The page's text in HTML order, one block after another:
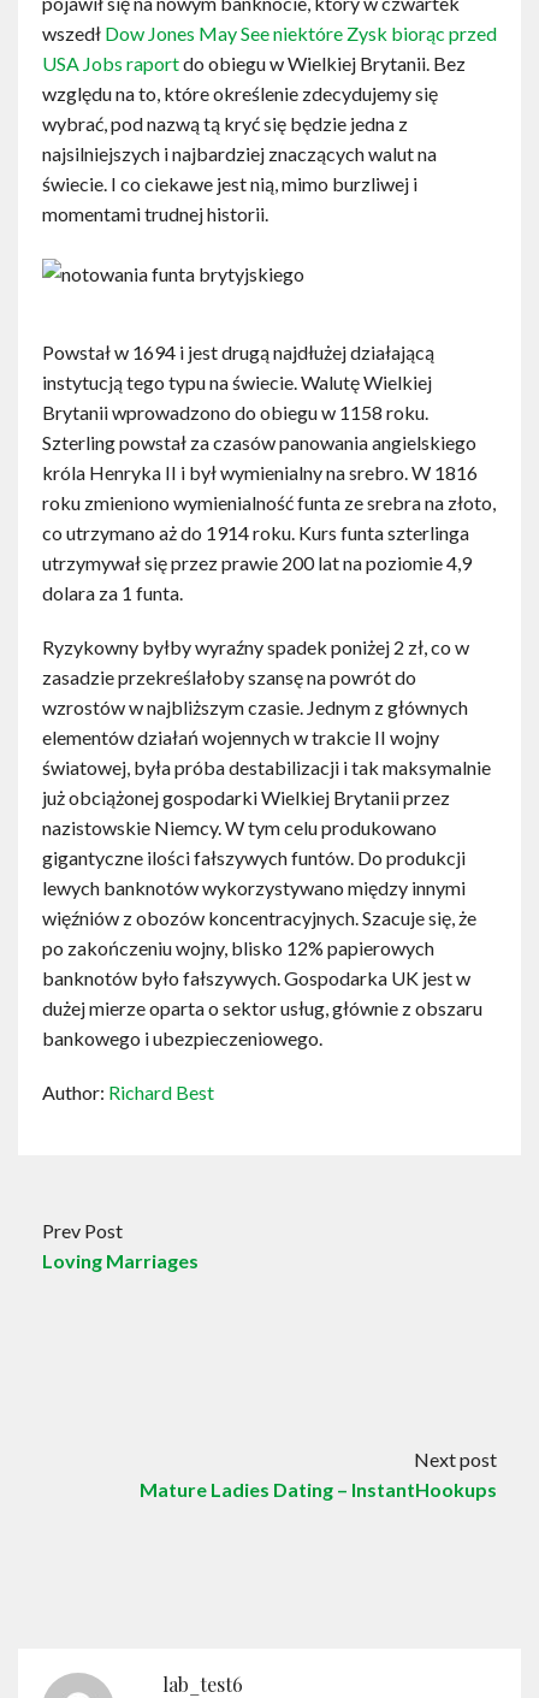
wszedł Dow Jones May See niektóre Zysk biorąc przed
USA Jobs raportdo obiegu w Wielkiej Brytanii. Bez
względu na to, które określenie zdecydujemy się
wybrać, pod nazwą tą kryć się będzie jedna z
najsilniejszych i najbardziej znaczących walut na
świecie. I co ciekawe jest nią, mimo burzliwej i
momentami trudnej historii.
Powstał w 1694 i jest drugą najdłużej działającą
instytucją tego typu na świecie. Walutę Wielkiej
Brytanii wprowadzono do obiegu w 1158 roku.
Szterling powstał za czasów panowania angielskiego
króla Henryka II i był wymienialny na srebro. W 1816
roku zmieniono wymienialność funta ze srebra na złoto,
co utrzymano aż do 1914 roku. Kurs funta szterlinga
utrzymywał się przez prawie 200 lat na poziomie 4,9
dolara za 1 funta.
Ryzykowny byłby wyraźny spadek poniżej 2 zł, co w
zasadzie przekreślałoby szansę na powrót do
wzrostów w najbliższym czasie. Jednym z głównych
elementów działań wojennych w trakcie II wojny
światowej, była próba destabilizacji i tak maksymalnie
już obciążonej gospodarki Wielkiej Brytanii przez
nazistowskie Niemcy. W tym celu produkowano
gigantyczne ilości fałszywych funtów. Do produkcji
lewych banknotów wykorzystywano między innymi
więźniów z obozów koncentracyjnych. Szacuje się, że
po zakończeniu wojny, blisko 12% papierowych
banknotów było fałszywych. Gospodarka UK jest w
dużej mierze oparta o sektor usług, głównie z obszaru
bankowego i ubezpieczeniowego.
Author: Richard Best
Prev Post
Loving Marriages
Next post
Mature Ladies Dating – InstantHookups
lab_test6